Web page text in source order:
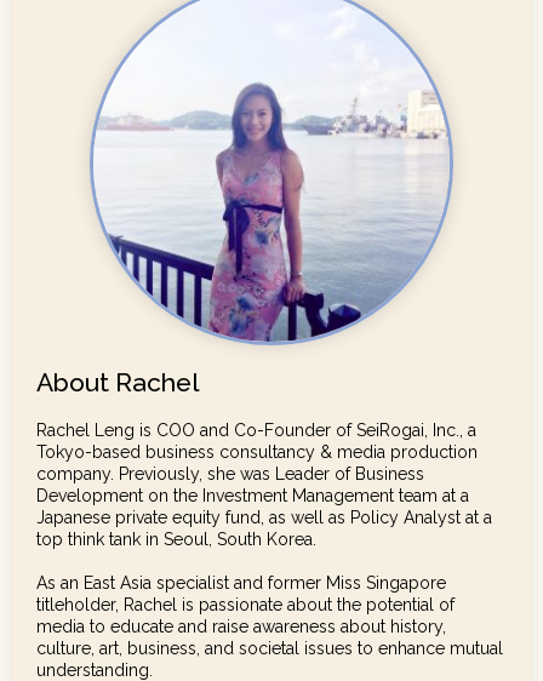
About Rachel
Rachel Leng is COO and Co-Founder of SeiRogai, Inc., a
Tokyo-based business consultancy & media production
company. Previously, she was Leader of Business
Development on the Investment Management team at a
Japanese private equity fund, as well as Policy Analyst at a
top think tank in Seoul, South Korea.
As an East Asia specialist and former Miss Singapore
titleholder, Rachel is passionate about the potential of
media to educate and raise awareness about history,
culture, art, business, and societal issues to enhance mutual
understanding.